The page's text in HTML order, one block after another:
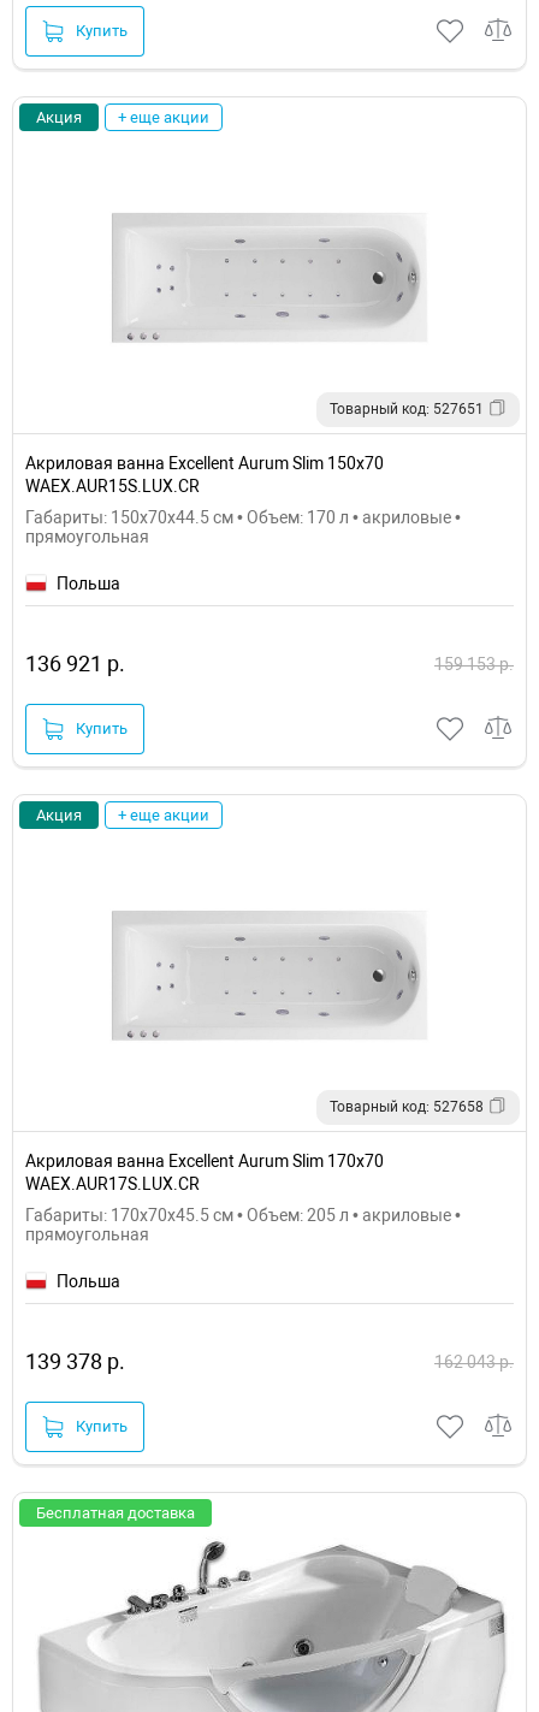
Купить
Акция + еще акции
Товарный код: 527651
Акриловая ванна Excellent Aurum Slim 150x70
WAEX.AUR15S.LUX.CR
Габариты: 150x70x44.5 см • Объем: 170 л • акриловые •
прямоугольная
Польша
136 921 р. 159 153 р.
Купить
Акция + еще акции
Товарный код: 527658
Акриловая ванна Excellent Aurum Slim 170x70
WAEX.AUR17S.LUX.CR
Габариты: 170x70x45.5 см • Объем: 205 л • акриловые •
прямоугольная
Польша
139 378 р. 162 043 р.
Купить
Бесплатная доставка